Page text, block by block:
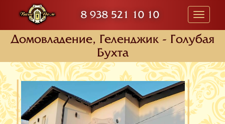
8 938 521 10 10
Toggle
Домовладение, Геленджик - Голубая
Бухта